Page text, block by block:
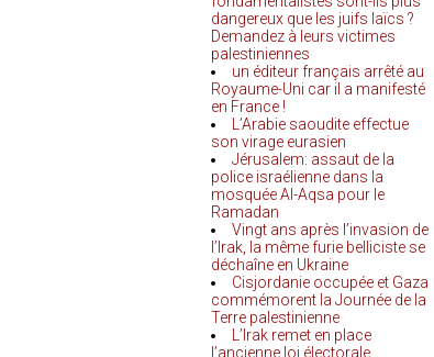
dangereux que les juifs laïcs ?
Demandez à leurs victimes
palestiniennes
un éditeur français arrêté au
Royaume-Uni car il a manifesté
en France !
L’Arabie saoudite effectue
son virage eurasien
Jérusalem: assaut de la
police israélienne dans la
mosquée Al-Aqsa pour le
Ramadan
Vingt ans après l’invasion de
l’Irak, la même furie belliciste se
déchaîne en Ukraine
Cisjordanie occupée et Gaza
commémorent la Journée de la
Terre palestinienne
L’Irak remet en place
l’ancienne loi électorale